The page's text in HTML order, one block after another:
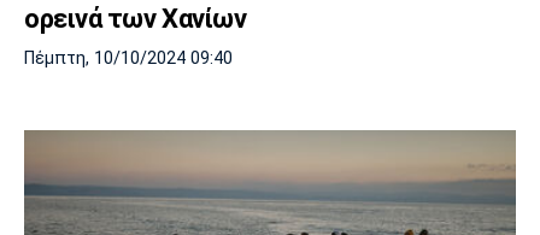
ορεινά των Χανίων
Πέμπτη, 10/10/2024 09:40